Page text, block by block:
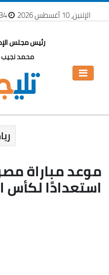
الإثنين، 10 أغسطس 2026 08:34 ص
رئيس مجلس
محمد نجيب
موعد مباراة
استعدادًا لكأس